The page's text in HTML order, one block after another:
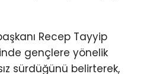
Recep Tayyip
gençlere yönelik
sürdüğünü belirterek,